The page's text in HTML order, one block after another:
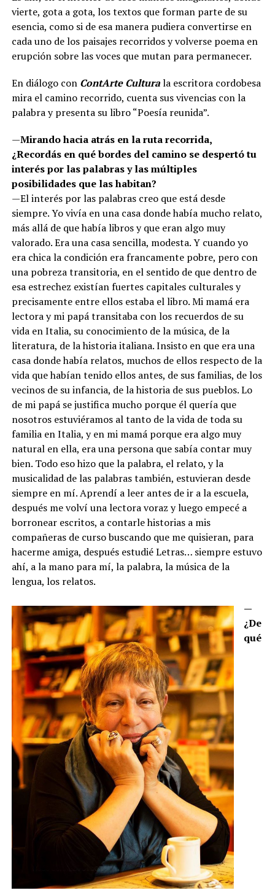
vierte, gota a gota, los textos que forman parte de su
esencia, como si de esa manera pudiera convertirse en
cada uno de los paisajes recorridos y volverse poema en
erupción sobre las voces que mutan para permanecer.
En diálogo con ContArte Culturala escritora cordobesa
mira el camino recorrido, cuenta sus vivencias con la
palabra y presenta su libro “Poesía reunida”.
—Mirando hacia atrás en la ruta recorrida,
¿Recordás en qué bordes del camino se despertó tu
interés por las palabras y las múltiples
posibilidades que las habitan?
—El interés por las palabras creo que está desde
siempre. Yo vivía en una casa donde había mucho relato,
más allá de que había libros y que eran algo muy
valorado. Era una casa sencilla, modesta. Y cuando yo
era chica la condición era francamente pobre, pero con
una pobreza transitoria, en el sentido de que dentro de
esa estrechez existían fuertes capitales culturales y
precisamente entre ellos estaba el libro. Mi mamá era
lectora y mi papá transitaba con los recuerdos de su
vida en Italia, su conocimiento de la música, de la
literatura, de la historia italiana. Insisto en que era una
casa donde había relatos, muchos de ellos respecto de la
vida que habían tenido ellos antes, de sus familias, de los
vecinos de su infancia, de la historia de sus pueblos. Lo
de mi papá se justifica mucho porque él quería que
nosotros estuviéramos al tanto de la vida de toda su
familia en Italia, y en mi mamá porque era algo muy
natural en ella, era una persona que sabía contar muy
bien. Todo eso hizo que la palabra, el relato, y la
musicalidad de las palabras también, estuvieran desde
siempre en mí. Aprendí a leer antes de ir a la escuela,
después me volví una lectora voraz y luego empecé a
borronear escritos, a contarle historias a mis
compañeras de curso buscando que me quisieran, para
hacerme amiga, después estudié Letras… siempre estuvo
ahí, a la mano para mí, la palabra, la música de la
lengua, los relatos.
—
¿De
qué